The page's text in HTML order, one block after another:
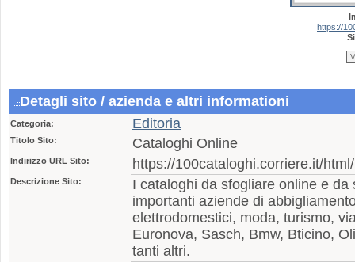
https://
Detagli sito / azienda e altri informationi
Categoria: Editoria
Titolo Sito: Cataloghi Online
Indirizzo URL Sito: https://100cataloghi.corriere.it/html/
Descrizione Sito:
I cataloghi da sfogliare online e da
importanti aziende di
elettrodomestici, moda, turismo,
Euronova, Sasch, Bmw, Bticino,
tanti altri.